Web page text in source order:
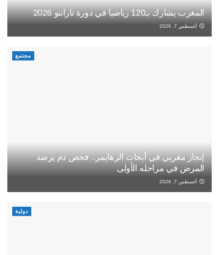
المغرب يشارك بـ120 رياضيا في دورة تارانتو 2026
أغسطس 7, 2026
مجتمع
إنجاز مغربي في أبحاث الزهايمر.. فحص دم يرصد
المرض في مراحله الأولى
أغسطس 7, 2026
دولية